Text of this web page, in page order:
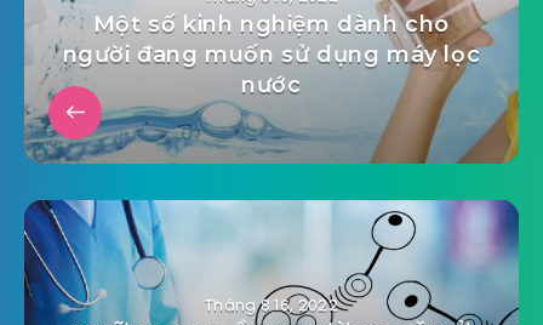
Một số kinh nghiệm dành cho
người đang muốn sử dụng máy lọc
nước
Tháng 8 16, 2022